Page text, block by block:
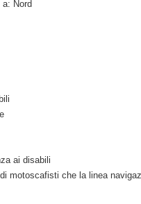
Nord
ai disabili
motoscafisti che la linea